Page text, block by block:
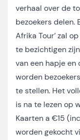
verhaal over de
bezoekers delen.
Afrika Tour’ zal
te bezichtigen
van een hapje
worden
te stellen. Het
is na te lezen op
Kaarten a €15
worden gekocht